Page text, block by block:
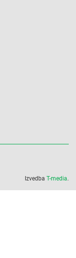
Izvedba T-media.